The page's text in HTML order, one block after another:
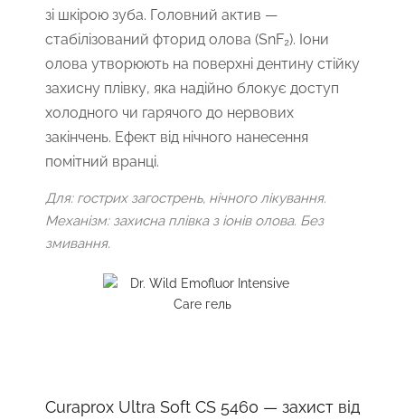
зі шкірою зуба. Головний актив —
стабілізований фторид олова (SnF₂). Іони
олова утворюють на поверхні дентину стійку
захисну плівку, яка надійно блокує доступ
холодного чи гарячого до нервових
закінчень. Ефект від нічного нанесення
помітний вранці.
Для: гострих загострень, нічного лікування.
Механізм: захисна плівка з іонів олова. Без
змивання.
Curaprox Ultra Soft CS 5460 — захист від